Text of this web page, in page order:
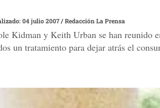
04 julio 2007/Redacción La Prensa
Kidman y Keith Urban se han reunido
un tratamiento para dejar atrás el